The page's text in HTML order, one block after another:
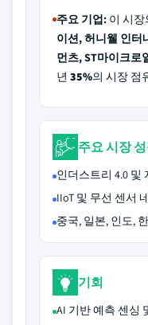
주요 기업: 이 시장
이션, 허니웰 인터
먼츠, ST마이크로
년 35%의 시장 점
주요 시장
인더스트리 4.0 및
IIoT 및 무선 센서
중국, 일본, 인도,
기회
AI 기반 예측 센싱